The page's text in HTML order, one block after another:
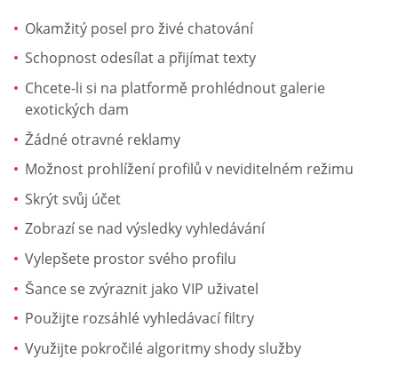
Okamžitý posel pro živé chatování
Schopnost odesílat a přijímat texty
Chcete-li si na platformě prohlédnout galerie
exotických dam
Žádné otravné reklamy
Možnost prohlížení profilů v neviditelném režimu
Skrýt svůj účet
Zobrazí se nad výsledky vyhledávání
Vylepšete prostor svého profilu
Šance se zvýraznit jako VIP uživatel
Použijte rozsáhlé vyhledávací filtry
Využijte pokročilé algoritmy shody služby